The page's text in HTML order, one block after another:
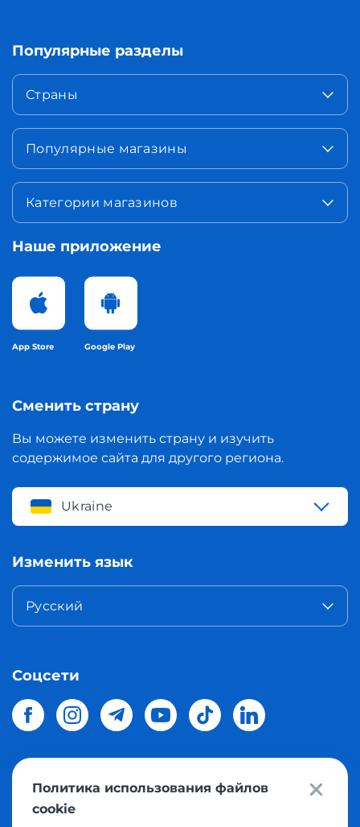
Популярные разделы
Страны
Популярные магазины
Категории магазинов
Наше приложение
App Store Google Play
Сменить страну
Вы можете изменить страну и изучить
содержимое сайта для другого региона.
Ukraine
Изменить язык
Русский
Соцсети
© 2026 Meest Shoppingдоставка покупок с интернет
магазинов мира в Украину.
Политика использования файлов
cookie